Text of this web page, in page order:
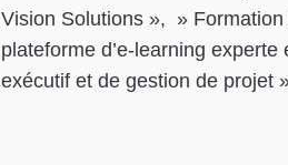
Vision Solutions », »
plateforme d’e-learning
exécutif et de gestion de projet